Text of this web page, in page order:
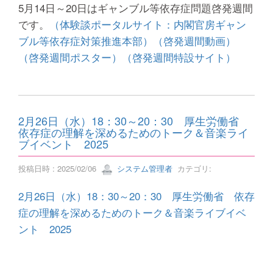
5月14日～20日はギャンブル等依存症問題啓発週間
です。
（体験談ポータルサイト：内閣官房ギャン
ブル等依存症対策推進本部）
（啓発週間動画）
（啓発週間ポスター）
（啓発週間特設サイト）
2月26日（水）18：30～20：30 厚生労働省
依存症の理解を深めるためのトーク＆音楽ライ
ブイベント 2025
投稿日時 : 2025/02/06 システム管理者 カテゴリ:
2月26日（水）18：30～20：30 厚生労働省 依存
症の理解を深めるためのトーク＆音楽ライブイベ
ント 2025